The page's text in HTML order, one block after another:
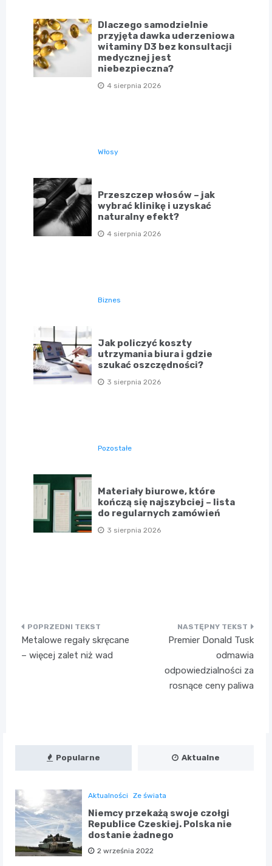
Dlaczego samodzielnie
przyjęta dawka uderzeniowa
witaminy D3 bez konsultacji
medycznej jest
niebezpieczna?
4 sierpnia 2026
Włosy
Przeszczep włosów – jak
wybrać klinikę i uzyskać
naturalny efekt?
4 sierpnia 2026
Biznes
Jak policzyć koszty
utrzymania biura i gdzie
szukać oszczędności?
3 sierpnia 2026
Pozostałe
Materiały biurowe, które
kończą się najszybciej – lista
do regularnych zamówień
3 sierpnia 2026
Nawigacja
wpisu
Metalowe regały skręcane
– więcej zalet niż wad
Premier Donald Tusk
odmawia
odpowiedzialności za
rosnące ceny paliwa
Popularne Aktualne
Aktualności Ze świata
Niemcy przekażą swoje czołgi
Republice Czeskiej. Polska nie
dostanie żadnego
2 września 2022